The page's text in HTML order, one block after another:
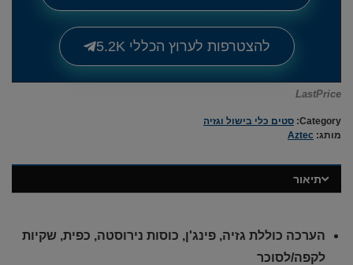
להצטרפות לערוץ הכללי 5.2K
LastPrice
Category: סטים כלי בישול וגזיה
מותג: Aztec
תיאור
הערכה כוללת גזיה, פינג'ן, כוסות נירוסטה, כפית, שקיות
לקפה/לסוכר